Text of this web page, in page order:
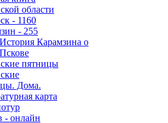
области
- 1160
- 255
История Карамзина о
Пскове
пятницы
Дома.
карта
- онлайн